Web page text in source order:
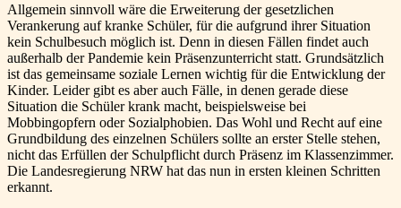
Allgemein sinnvoll wäre die Erweiterung der gesetzlichen
Verankerung auf kranke Schüler, für die aufgrund ihrer Situation
kein Schulbesuch möglich ist. Denn in diesen Fällen findet auch
außerhalb der Pandemie kein Präsenzunterricht statt. Grundsätzlich
ist das gemeinsame soziale Lernen wichtig für die Entwicklung der
Kinder. Leider gibt es aber auch Fälle, in denen gerade diese
Situation die Schüler krank macht, beispielsweise bei
Mobbingopfern oder Sozialphobien. Das Wohl und Recht auf eine
Grundbildung des einzelnen Schülers sollte an erster Stelle stehen,
nicht das Erfüllen der Schulpflicht durch Präsenz im Klassenzimmer.
Die Landesregierung NRW hat das nun in ersten kleinen Schritten
erkannt.